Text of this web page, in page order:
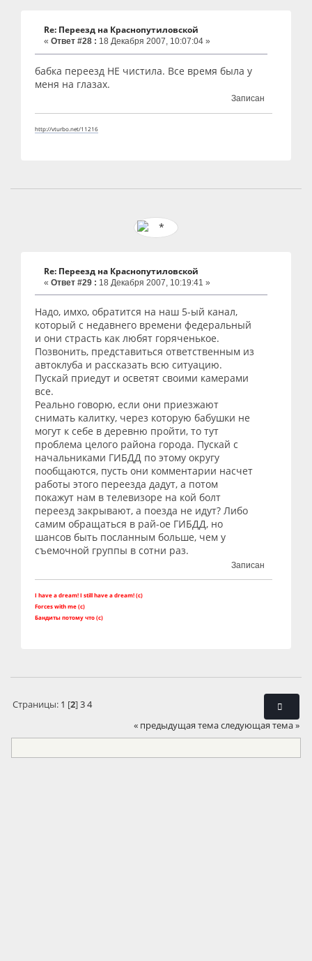
Re: Переезд на Краснопутиловской
« Ответ #28 : 18 Декабря 2007, 10:07:04 »
бабка переезд НЕ чистила. Все время была у
меня на глазах.
Записан
http://vturbo.net/11216
Re: Переезд на Краснопутиловской
« Ответ #29 : 18 Декабря 2007, 10:19:41 »
Надо, имхо, обратится на наш 5-ый канал,
который с недавнего времени федеральный
и они страсть как любят горяченькое.
Позвонить, представиться ответственным из
автоклуба и рассказать всю ситуацию.
Пускай приедут и осветят своими камерами
все.
Реально говорю, если они приезжают
снимать калитку, через которую бабушки не
могут к себе в деревню пройти, то тут
проблема целого района города. Пускай с
начальниками ГИБДД по этому округу
пообщаются, пусть они комментарии насчет
работы этого переезда дадут, а потом
покажут нам в телевизоре на кой болт
переезд закрывают, а поезда не идут? Либо
самим обращаться в рай-ое ГИБДД, но
шансов быть посланным больше, чем у
съемочной группы в сотни раз.
Записан
I have a dream! I still have a dream! (c)
Forces with me (c)
Бандиты потому что (с)
Страницы: 1 [2]3 4
« предыдущая тема следующая тема »